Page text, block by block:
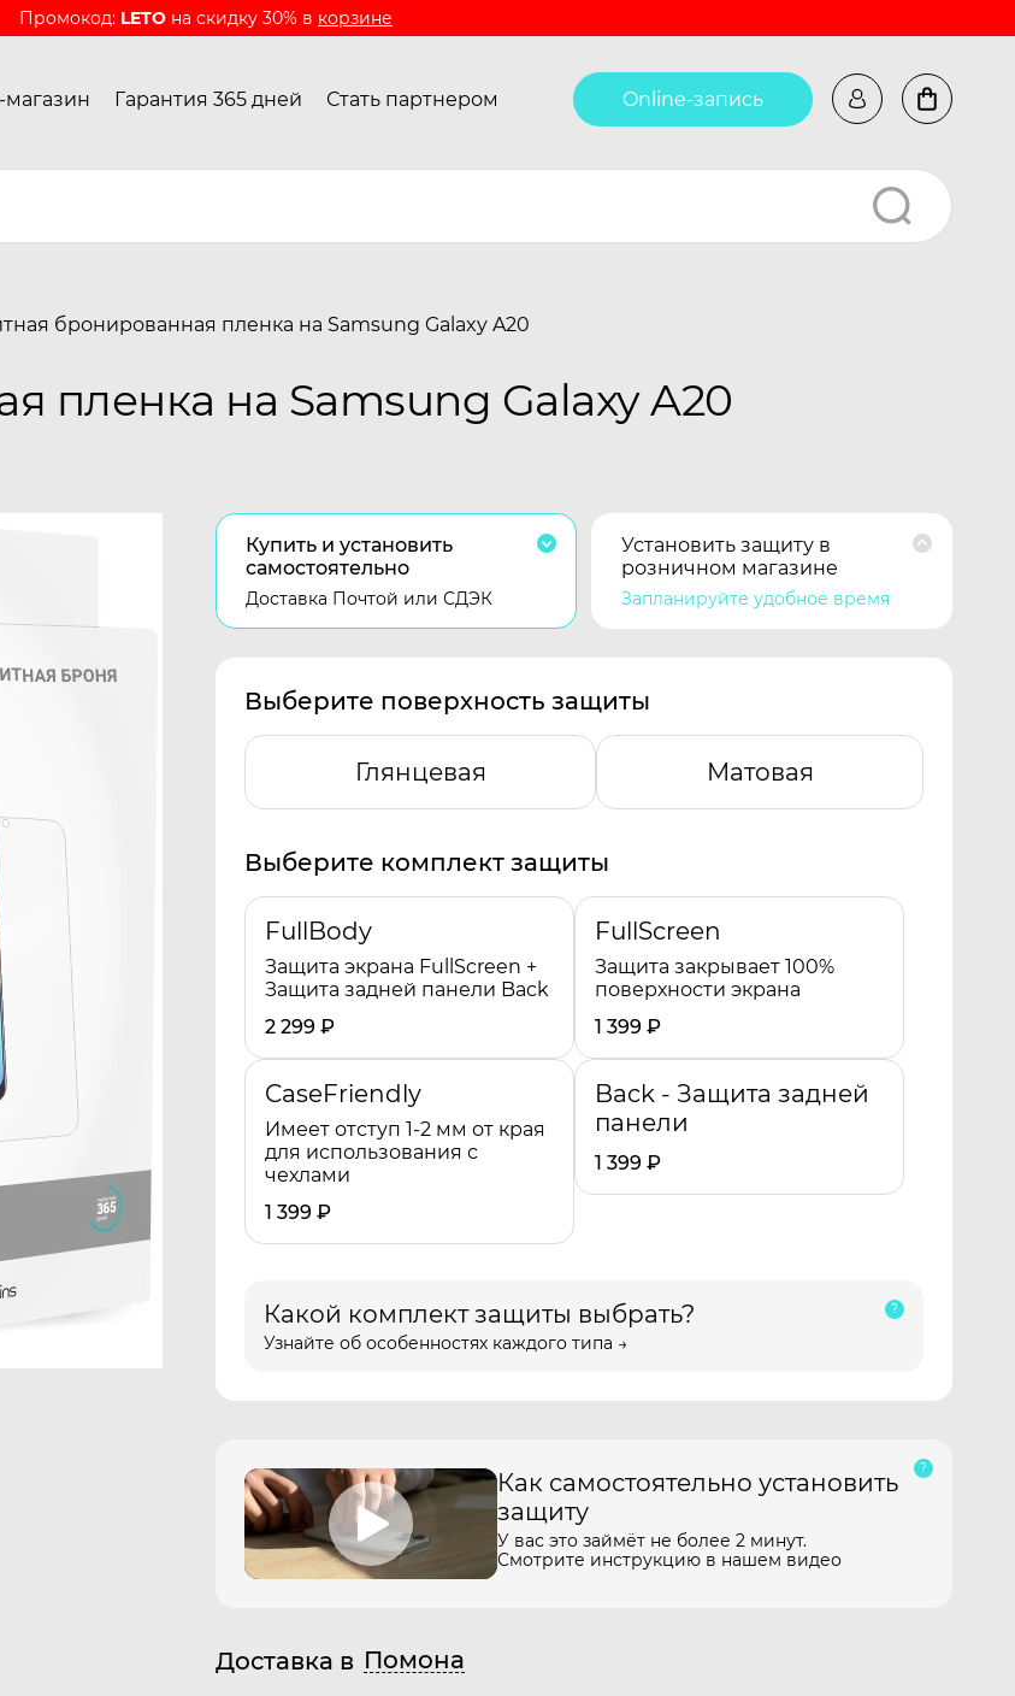
Промокод: LETO на скидку 30% в корзине
Гарантия 365 дней Стать партнером Online-запись
бронированная пленка на Samsung Galaxy A20
пленка на Samsung Galaxy A20
Купить и установить
самостоятельно
Доставка Почтой или СДЭК
Установить защиту в
розничном магазине
Запланируйте удобное время
Выберите поверхность защиты
Глянцевая Матовая
Выберите комплект защиты
FullBody
Защита экрана FullScreen +
Защита задней панели Back
2 299 ₽
FullScreen
Защита закрывает 100%
поверхности экрана
1 399 ₽
CaseFriendly
Имеет отступ 1-2 мм от края
для использования с
чехлами
1 399 ₽
Back - Защита задней
панели
1 399 ₽
Какой комплект защиты выбрать?
Узнайте об особенностях каждого типа →
Как самостоятельно установить
защиту
У вас это займёт не более 2 минут.
Смотрите инструкцию в нашем видео
Доставка в Помона